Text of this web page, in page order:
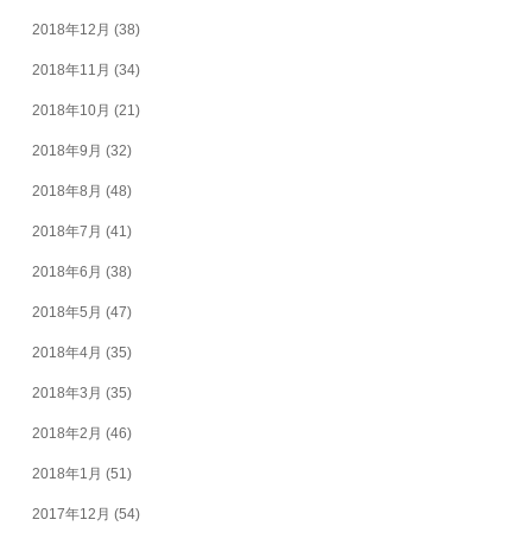
2018年12月 (38)
2018年11月 (34)
2018年10月 (21)
2018年9月 (32)
2018年8月 (48)
2018年7月 (41)
2018年6月 (38)
2018年5月 (47)
2018年4月 (35)
2018年3月 (35)
2018年2月 (46)
2018年1月 (51)
2017年12月 (54)